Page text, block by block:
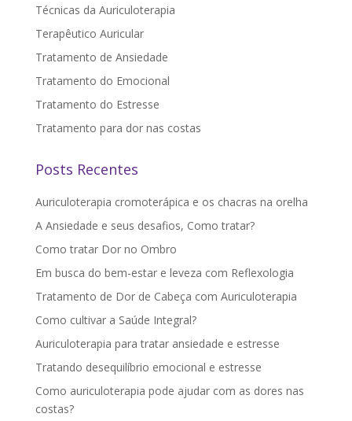
Técnicas da Auriculoterapia
Terapêutico Auricular
Tratamento de Ansiedade
Tratamento do Emocional
Tratamento do Estresse
Tratamento para dor nas costas
Posts Recentes
Auriculoterapia cromoterápica e os chacras na orelha
A Ansiedade e seus desafios, Como tratar?
Como tratar Dor no Ombro
Em busca do bem-estar e leveza com Reflexologia
Tratamento de Dor de Cabeça com Auriculoterapia
Como cultivar a Saúde Integral?
Auriculoterapia para tratar ansiedade e estresse
Tratando desequilíbrio emocional e estresse
Como auriculoterapia pode ajudar com as dores nas
costas?